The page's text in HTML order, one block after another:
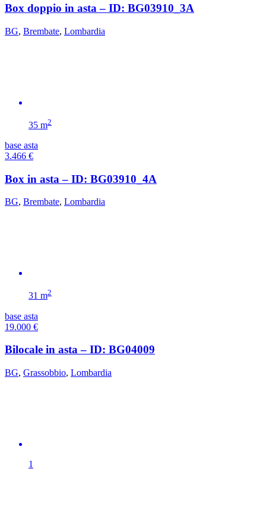
Box doppio in asta – ID: BG03910_3A
BG, Brembate, Lombardia
35 m2
base asta
3.466 €
Box in asta – ID: BG03910_4A
BG, Brembate, Lombardia
31 m2
base asta
19.000 €
Bilocale in asta – ID: BG04009
BG, Grassobbio, Lombardia
1